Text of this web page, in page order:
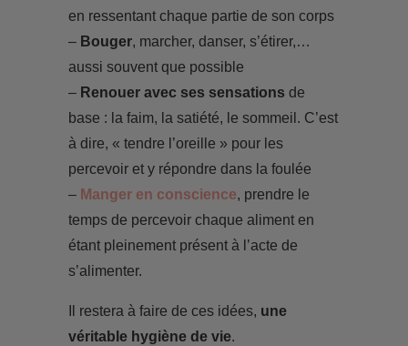
en ressentant chaque partie de son corps
– Bouger, marcher, danser, s’étirer,…
aussi souvent que possible
– Renouer avec ses sensations de
base : la faim, la satiété, le sommeil. C’est
à dire, « tendre l’oreille » pour les
percevoir et y répondre dans la foulée
– Manger en conscience, prendre le
temps de percevoir chaque aliment en
étant pleinement présent à l’acte de
s’alimenter.
Il restera à faire de ces idées, une
véritable hygiène de vie.